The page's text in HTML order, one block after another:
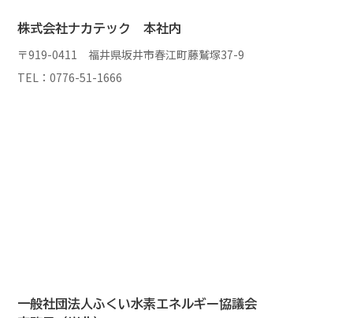
株式会社ナカテック 本社内
〒919-0411 福井県坂井市春江町藤鷲塚37-9
TEL：0776-51-1666
一般社団法人ふくい水素エネルギー協議会